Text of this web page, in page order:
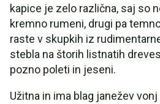
kapice je zelo različna, saj so
kremno rumeni, drugi pa
raste v skupkih iz
stebla na štorih listnatih
pozno poleti in jeseni.
Užitna in ima blag janežev